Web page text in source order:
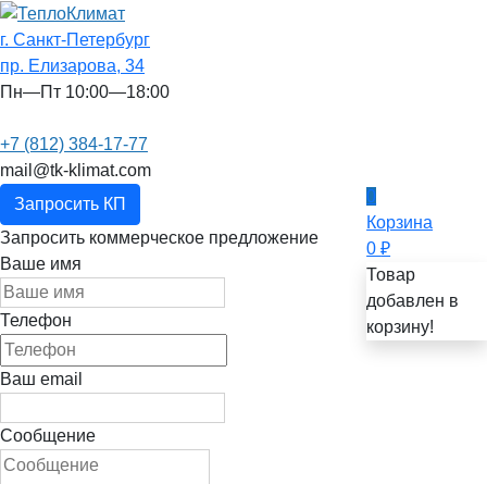
г. Санкт-Петербург
пр. Елизарова, 34
Пн—Пт 10:00—18:00
+7 (812) 384-17-77
mail@tk-klimat.com
Запросить КП
Запросить коммерческое предложение
Ваше имя
Телефон
Ваш email
Сообщение
0
Корзина
0₽
Товар
добавлен в
корзину!